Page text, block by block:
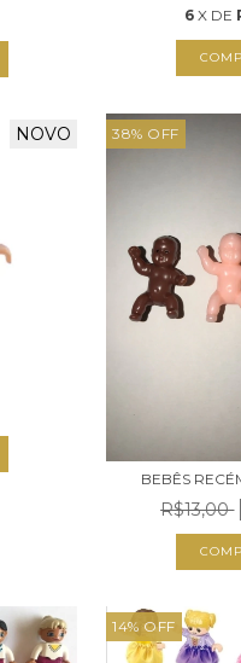
6 X DE
NOVO 38% OFF
BEBÊS
R$13,00
14% OFF